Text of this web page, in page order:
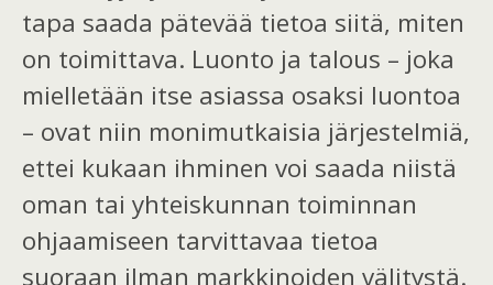
tapa saada pätevää tietoa siitä, miten
on toimittava. Luonto ja talous – joka
mielletään itse asiassa osaksi luontoa
– ovat niin monimutkaisia järjestelmiä,
ettei kukaan ihminen voi saada niistä
oman tai yhteiskunnan toiminnan
ohjaamiseen tarvittavaa tietoa
suoraan ilman markkinoiden välitystä.